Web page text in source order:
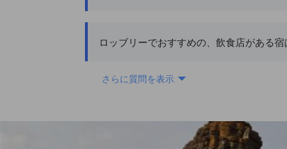
ロッブリーでおすすめの、飲食店がある宿
さらに質問を表示